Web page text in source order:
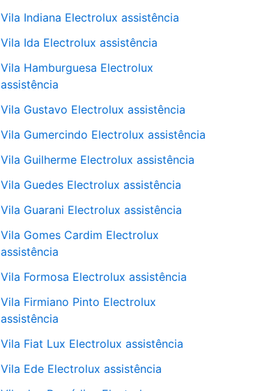
Vila Indiana Electrolux assistência
Vila Ida Electrolux assistência
Vila Hamburguesa Electrolux
assistência
Vila Gustavo Electrolux assistência
Vila Gumercindo Electrolux assistência
Vila Guilherme Electrolux assistência
Vila Guedes Electrolux assistência
Vila Guarani Electrolux assistência
Vila Gomes Cardim Electrolux
assistência
Vila Formosa Electrolux assistência
Vila Firmiano Pinto Electrolux
assistência
Vila Fiat Lux Electrolux assistência
Vila Ede Electrolux assistência